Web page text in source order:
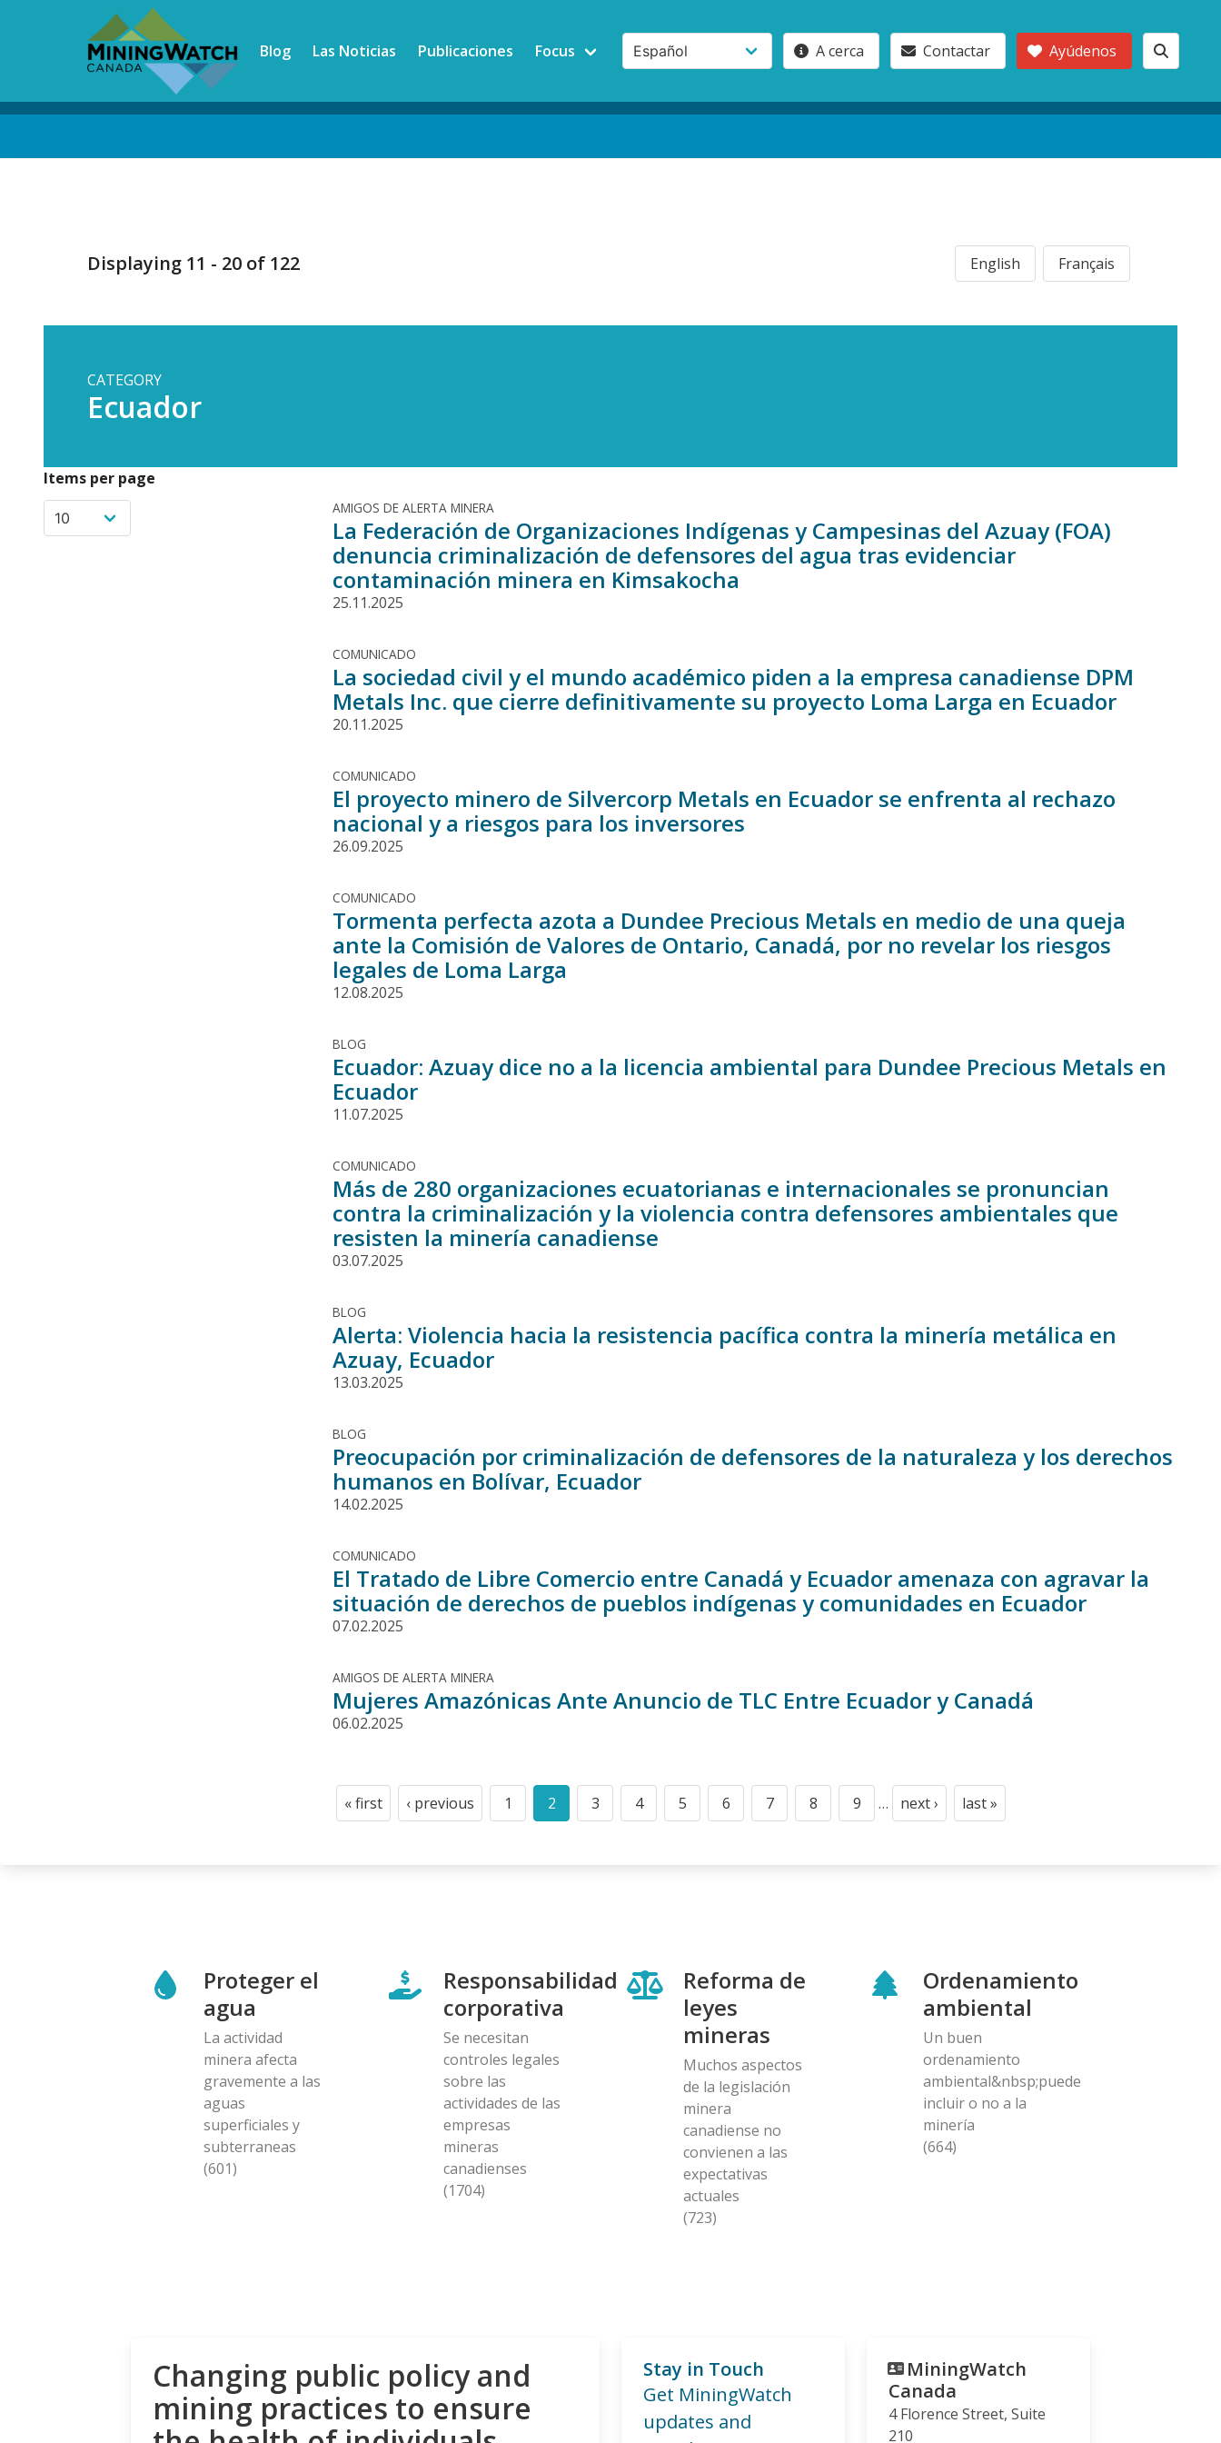
Blog Las Noticias Publicaciones Focus A cerca Contactar Ayúdenos
Displaying 11 - 20 of 122 English Français
CATEGORY
Ecuador
Items per page
AMIGOS DE ALERTA MINERA
La Federación de Organizaciones Indígenas y Campesinas del Azuay (FOA)
denuncia criminalización de defensores del agua tras evidenciar
contaminación minera en Kimsakocha
25.11.2025
COMUNICADO
La sociedad civil y el mundo académico piden a la empresa canadiense DPM
Metals Inc. que cierre definitivamente su proyecto Loma Larga en Ecuador
20.11.2025
COMUNICADO
El proyecto minero de Silvercorp Metals en Ecuador se enfrenta al rechazo
nacional y a riesgos para los inversores
26.09.2025
COMUNICADO
Tormenta perfecta azota a Dundee Precious Metals en medio de una queja
ante la Comisión de Valores de Ontario, Canadá, por no revelar los riesgos
legales de Loma Larga
12.08.2025
BLOG
Ecuador: Azuay dice no a la licencia ambiental para Dundee Precious Metals en
Ecuador
11.07.2025
COMUNICADO
Más de 280 organizaciones ecuatorianas e internacionales se pronuncian
contra la criminalización y la violencia contra defensores ambientales que
resisten la minería canadiense
03.07.2025
BLOG
Alerta: Violencia hacia la resistencia pacífica contra la minería metálica en
Azuay, Ecuador
13.03.2025
BLOG
Preocupación por criminalización de defensores de la naturaleza y los derechos
humanos en Bolívar, Ecuador
14.02.2025
COMUNICADO
El Tratado de Libre Comercio entre Canadá y Ecuador amenaza con agravar la
situación de derechos de pueblos indígenas y comunidades en Ecuador
07.02.2025
AMIGOS DE ALERTA MINERA
Mujeres Amazónicas Ante Anuncio de TLC Entre Ecuador y Canadá
06.02.2025
Paginación
First
« first
Previous
‹ previous
Page
1
Current
2
Page
3
Page
4
Page
5
Page
6
Page
7
Page
8
Page
9 …
Next
next ›
Last
last »
Proteger el
agua
La actividad
minera afecta
gravemente a las
aguas
superficiales y
subterraneas
(601)
Responsabilidad
corporativa
Se necesitan
controles legales
sobre las
actividades de las
empresas
mineras
canadienses
(1704)
Reforma de
leyes
mineras
Muchos aspectos
de la legislación
minera
canadiense no
convienen a las
expectativas
actuales
(723)
Ordenamiento
ambiental
Un buen
ordenamiento
ambiental&nbsp;puede
incluir o no a la
minería
(664)
Changing public policy and
mining practices to ensure
Stay in Touch
Get MiningWatch
updates and
MiningWatch
Canada
4 Florence Street, Suite
210